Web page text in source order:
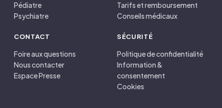
Pédiatre
Psychiatre
Tarifs et remboursement
Conseils médicaux
CONTACT
Foire aux questions
Nous contacter
Espace Presse
SÉCURITÉ
Politique de confidentialité
Information &
consentement
Cookies